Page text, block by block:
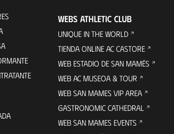
WEBS ATHLETIC CLUB
UNIQUE IN THE WORLD
TIENDA ONLINE AC CASTORE
WEB ESTADIO DE SAN MAMÉS
WEB AC MUSEOA & TOUR
WEB SAN MAMES VIP AREA
GASTRONOMIC CATHEDRAL
WEB SAN MAMES EVENTS